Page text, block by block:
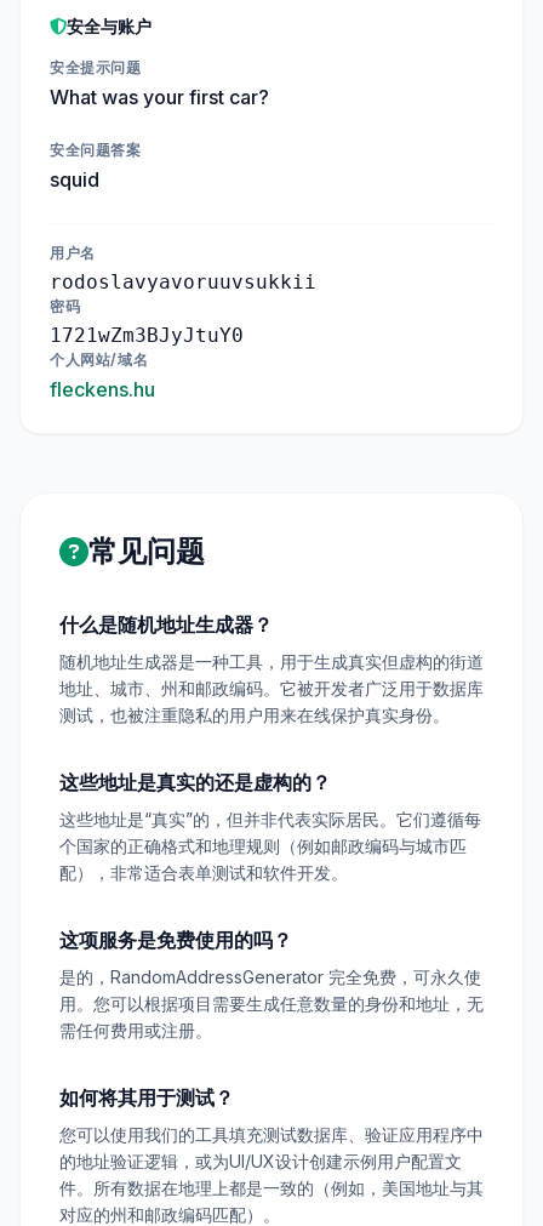
安全与账户
安全提示问题
What was your first car?
安全问题答案
squid
用户名
rodoslavyavoruuvsukkii
密码
1721wZm3BJyJtuY0
个人网站/域名
fleckens.hu
常见问题
什么是随机地址生成器？
随机地址生成器是一种工具，用于生成真实但虚构的街道
地址、城市、州和邮政编码。它被开发者广泛用于数据库
测试，也被注重隐私的用户用来在线保护真实身份。
这些地址是真实的还是虚构的？
这些地址是“真实”的，但并非代表实际居民。它们遵循每
个国家的正确格式和地理规则（例如邮政编码与城市匹
配），非常适合表单测试和软件开发。
这项服务是免费使用的吗？
是的，RandomAddressGenerator 完全免费，可永久使
用。您可以根据项目需要生成任意数量的身份和地址，无
需任何费用或注册。
如何将其用于测试？
您可以使用我们的工具填充测试数据库、验证应用程序中
的地址验证逻辑，或为UI/UX设计创建示例用户配置文
件。所有数据在地理上都是一致的（例如，美国地址与其
对应的州和邮政编码匹配）。